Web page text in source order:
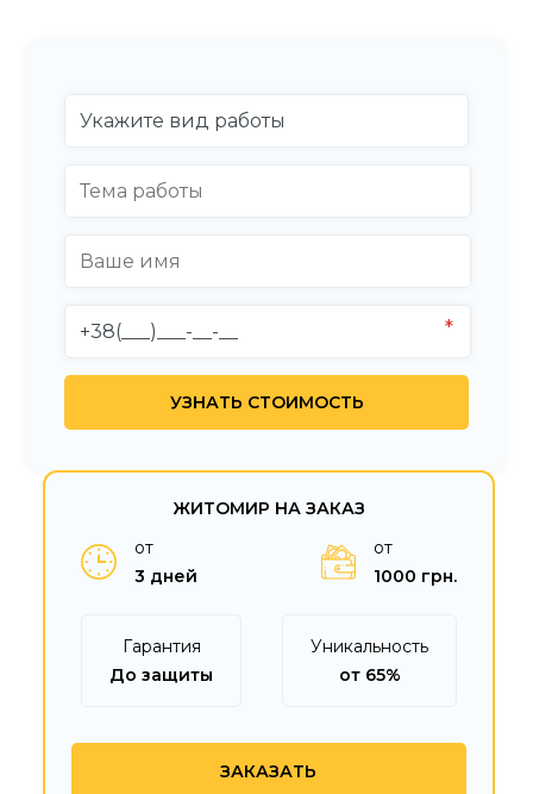
ЖИТОМИР НА ЗАКАЗ
от
3 дней
от
1000 грн.
Гарантия
До защиты
Уникальность
от 65%
ЗАКАЗАТЬ